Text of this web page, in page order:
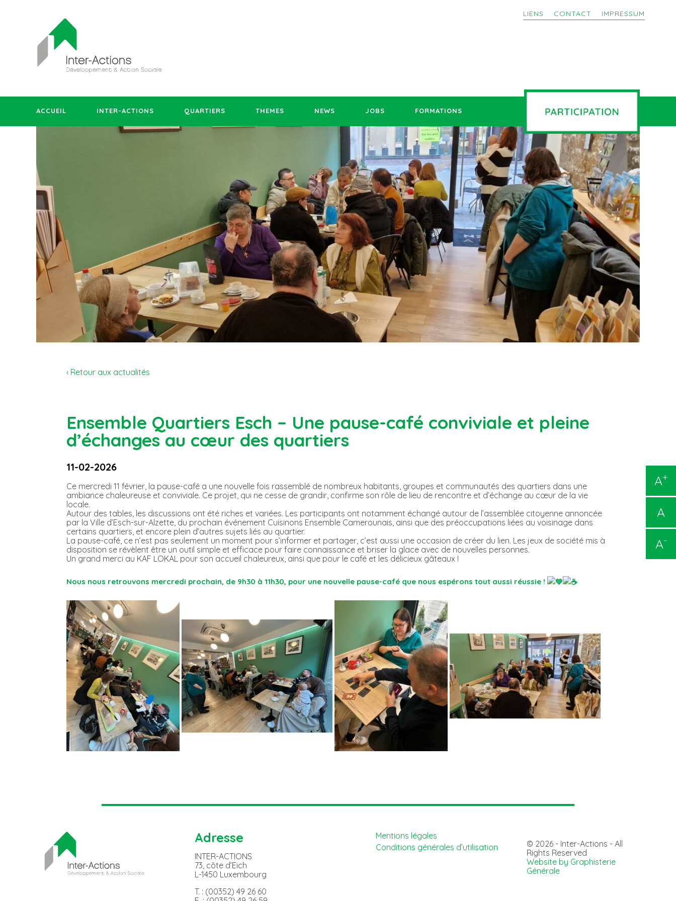
LIENS CONTACT IMPRESSUM
ACCUEIL INTER-ACTIONS QUARTIERS THEMES NEWS JOBS FORMATIONS
A+
A
A-
‹ Retour aux actualités
Ensemble Quartiers Esch – Une pause-café conviviale et pleine
d’échanges au cœur des quartiers
11-02-2026
Ce mercredi 11 février, la pause-café a une nouvelle fois rassemblé de nombreux habitants, groupes et communautés des quartiers dans une
ambiance chaleureuse et conviviale. Ce projet, qui ne cesse de grandir, confirme son rôle de lieu de rencontre et d’échange au cœur de la vie
locale.
Autour des tables, les discussions ont été riches et variées. Les participants ont notamment échangé autour de l’assemblée citoyenne annoncée
par la Ville d’Esch-sur-Alzette, du prochain événement Cuisinons Ensemble Camerounais, ainsi que des préoccupations liées au voisinage dans
certains quartiers, et encore plein d’autres sujets liés au quartier.
La pause-café, ce n’est pas seulement un moment pour s’informer et partager, c’est aussi une occasion de créer du lien. Les jeux de société mis à
disposition se révèlent être un outil simple et efficace pour faire connaissance et briser la glace avec de nouvelles personnes.
Un grand merci au KAF LOKAL pour son accueil chaleureux, ainsi que pour le café et les délicieux gâteaux !
Nous nous retrouvons mercredi prochain, de 9h30 à 11h30, pour une nouvelle pause-café que nous espérons tout aussi réussie !
Adresse
INTER-ACTIONS
73, côte d’Eich
L-1450 Luxembourg
T. : (00352) 49 26 60
Mentions légales
Conditions générales d’utilisation
© 2026 - Inter-Actions - All
Rights Reserved
Website by Graphisterie
Générale